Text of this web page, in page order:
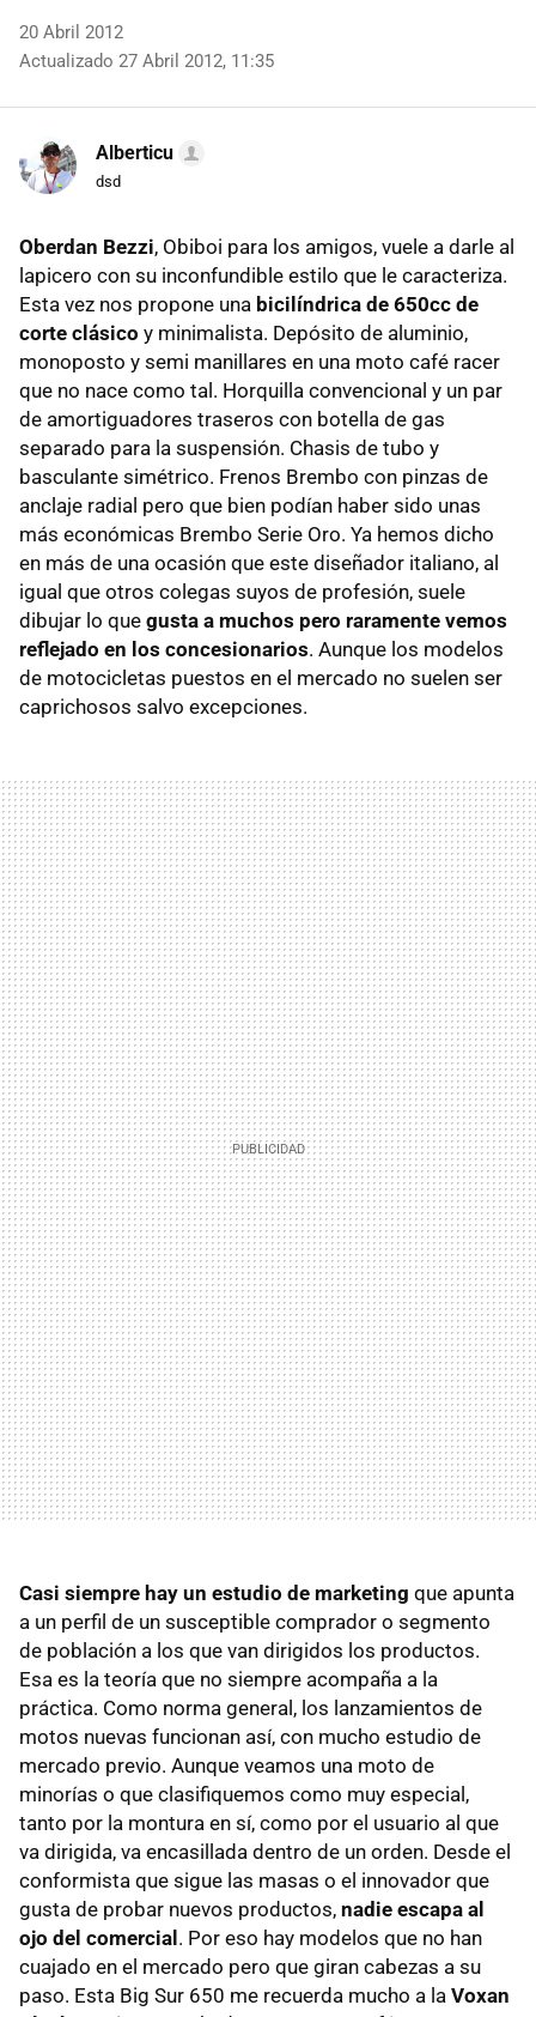
20 Abril 2012
Actualizado 27 Abril 2012, 11:35
Alberticu
dsd
Oberdan Bezzi, Obiboi para los amigos, vuele a darle al
lapicero con su inconfundible estilo que le caracteriza.
Esta vez nos propone una bicilíndrica de 650cc de
corte clásico y minimalista. Depósito de aluminio,
monoposto y semi manillares en una moto café racer
que no nace como tal. Horquilla convencional y un par
de amortiguadores traseros con botella de gas
separado para la suspensión. Chasis de tubo y
basculante simétrico. Frenos Brembo con pinzas de
anclaje radial pero que bien podían haber sido unas
más económicas Brembo Serie Oro. Ya hemos dicho
en más de una ocasión que este diseñador italiano, al
igual que otros colegas suyos de profesión, suele
dibujar lo que gusta a muchos pero raramente vemos
reflejado en los concesionarios. Aunque los modelos
de motocicletas puestos en el mercado no suelen ser
caprichosos salvo excepciones.
Casi siempre hay un estudio de marketing que apunta
a un perfil de un susceptible comprador o segmento
de población a los que van dirigidos los productos.
Esa es la teoría que no siempre acompaña a la
práctica. Como norma general, los lanzamientos de
motos nuevas funcionan así, con mucho estudio de
mercado previo. Aunque veamos una moto de
minorías o que clasifiquemos como muy especial,
tanto por la montura en sí, como por el usuario al que
va dirigida, va encasillada dentro de un orden. Desde el
conformista que sigue las masas o el innovador que
gusta de probar nuevos productos, nadie escapa al
ojo del comercial. Por eso hay modelos que no han
cuajado en el mercado pero que giran cabezas a su
paso. Esta Big Sur 650 me recuerda mucho a la Voxan